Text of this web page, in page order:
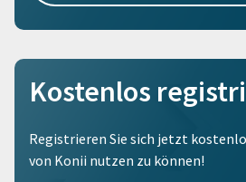
Kostenlos
Registrieren Sie sich jetzt
von Konii nutzen zu können!